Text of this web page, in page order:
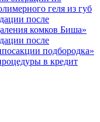
геля из губ
после
комков Биша»
после
подбородка»
в кредит